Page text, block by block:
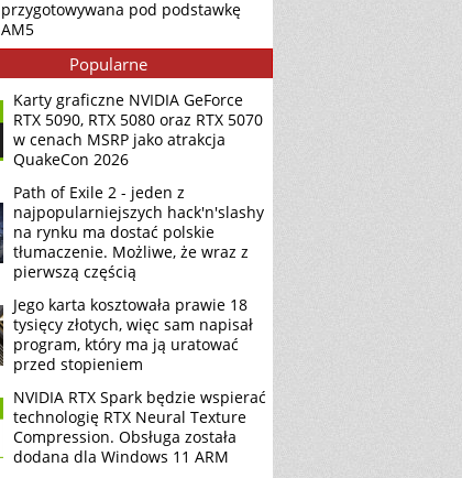
przygotowywana pod podstawkę
AM5
Popularne
Karty graficzne NVIDIA GeForce
RTX 5090, RTX 5080 oraz RTX 5070
w cenach MSRP jako atrakcja
QuakeCon 2026
Path of Exile 2 - jeden z
najpopularniejszych hack'n'slashy
na rynku ma dostać polskie
tłumaczenie. Możliwe, że wraz z
pierwszą częścią
Jego karta kosztowała prawie 18
tysięcy złotych, więc sam napisał
program, który ma ją uratować
przed stopieniem
NVIDIA RTX Spark będzie wspierać
technologię RTX Neural Texture
Compression. Obsługa została
dodana dla Windows 11 ARM